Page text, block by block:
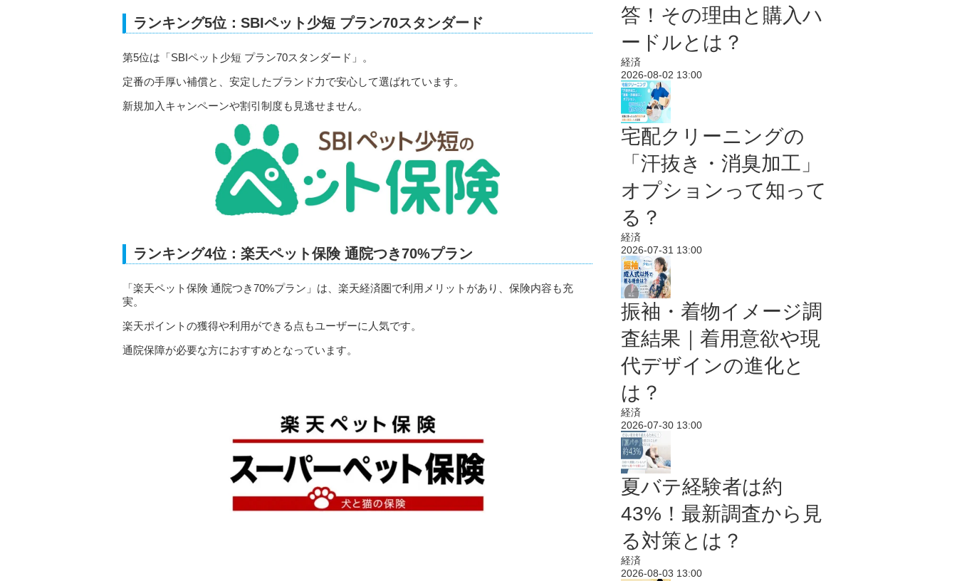
ランキング5位：SBIペット少短 プラン70スタンダード
第5位は「SBIペット少短 プラン70スタンダード」。
定番の手厚い補償と、安定したブランド力で安心して選ばれています。
新規加入キャンペーンや割引制度も見逃せません。
ランキング4位：楽天ペット保険 通院つき70%プラン
「楽天ペット保険 通院つき70%プラン」は、楽天経済圏で利用メリットがあり、保険内容も充
実。
楽天ポイントの獲得や利用ができる点もユーザーに人気です。
通院保障が必要な方におすすめとなっています。
答！その理由と購入ハ
ードルとは？
経済
2026-08-02 13:00
宅配クリーニングの
「汗抜き・消臭加工」
オプションって知って
る？
経済
2026-07-31 13:00
振袖・着物イメージ調
査結果｜着用意欲や現
代デザインの進化と
は？
経済
2026-07-30 13:00
夏バテ経験者は約
43%！最新調査から見
る対策とは？
経済
2026-08-03 13:00